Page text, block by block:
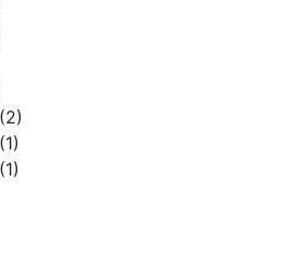
(2)
(1)
(1)